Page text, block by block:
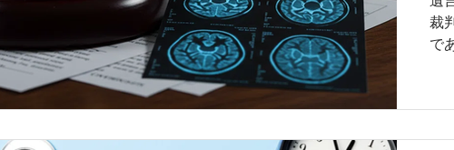
裁
で